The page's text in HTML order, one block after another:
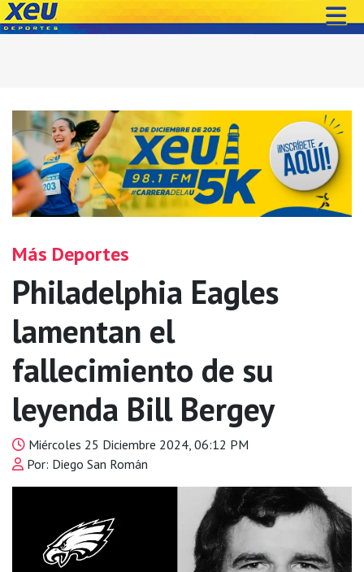
Más Deportes
Philadelphia Eagles
lamentan el
fallecimiento de su
leyenda Bill Bergey
Miércoles 25 Diciembre 2024, 06:12 PM
Por: Diego San Román